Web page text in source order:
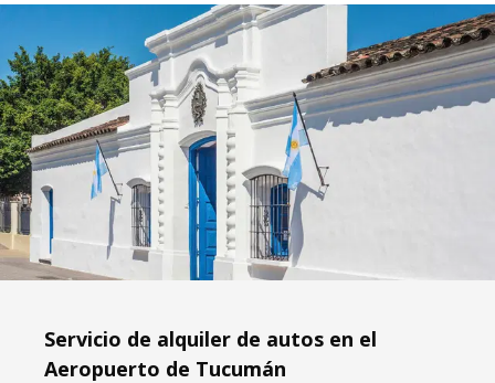
Servicio de alquiler de autos en el
Aeropuerto de Tucumán